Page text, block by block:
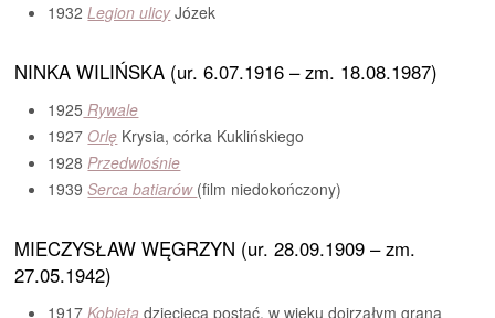
1932Legion ulicyJózek
NINKA WILIŃSKA (ur. 6.07.1916 – zm. 18.08.1987)
1925 Rywale
1927 Orlę Krysia, córka Kuklińskiego
1928Przedwiośnie
1939Serca batiarów (film niedokończony)
MIECZYSŁAW WĘGRZYN (ur. 28.09.1909 – zm.
27.05.1942)
1917Kobieta dziecięca postać, w wieku dojrzałym grana